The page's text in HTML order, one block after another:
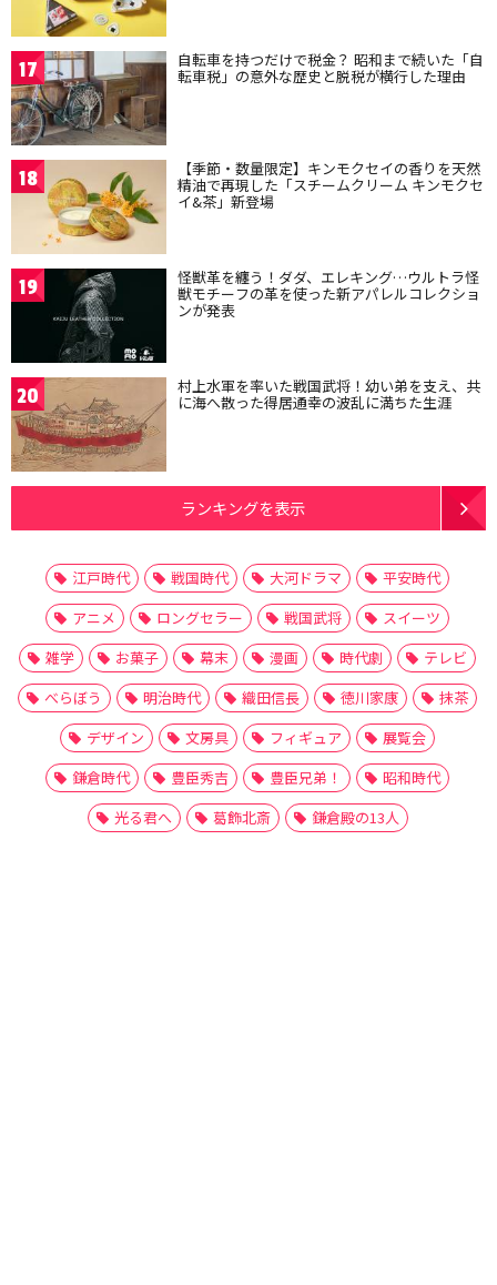
17 自転車を持つだけで税金？ 昭和まで続いた「自
転車税」の意外な歴史と脱税が横行した理由
18 【季節・数量限定】キンモクセイの香りを天然
精油で再現した「スチームクリーム キンモクセ
イ&茶」新登場
19 怪獣革を纏う！ダダ、エレキング…ウルトラ怪
獣モチーフの革を使った新アパレルコレクショ
ンが発表
20 村上水軍を率いた戦国武将！幼い弟を支え、共
に海へ散った得居通幸の波乱に満ちた生涯
ランキングを表示
江戸時代 戦国時代 大河ドラマ
平安時代
アニメ
ロングセラー 戦国武将
スイーツ
雑学
お菓子 幕末 漫画 時代劇
テレビ
べらぼう
明治時代 織田信長 徳川家康
抹茶
デザイン
文房具 フィギュア
展覧会
鎌倉時代
豊臣秀吉 豊臣兄弟！
昭和時代
光る君へ
葛飾北斎 鎌倉殿の13人